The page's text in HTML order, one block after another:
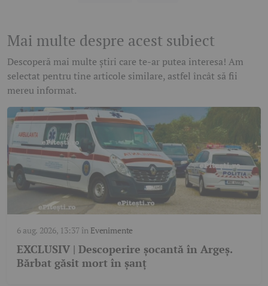
Mai multe despre acest subiect
Descoperă mai multe știri care te-ar putea interesa! Am
selectat pentru tine articole similare, astfel încât să fii
mereu informat.
6 aug. 2026, 13:37în Evenimente
EXCLUSIV | Descoperire șocantă în Argeș.
Bărbat găsit mort în șanț